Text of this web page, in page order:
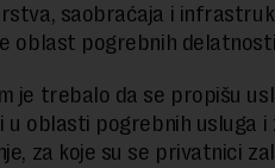
saobraćaja i
oblast pogrebnih
je trebalo da se propišu
u oblasti pogrebnih usluga i
za koje su se privatnici